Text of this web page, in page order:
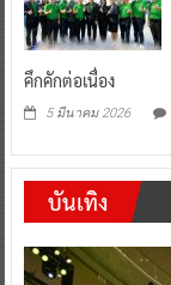
คึกคักต่อเนื่อง
5 มีนาคม 2026
บันเทิง